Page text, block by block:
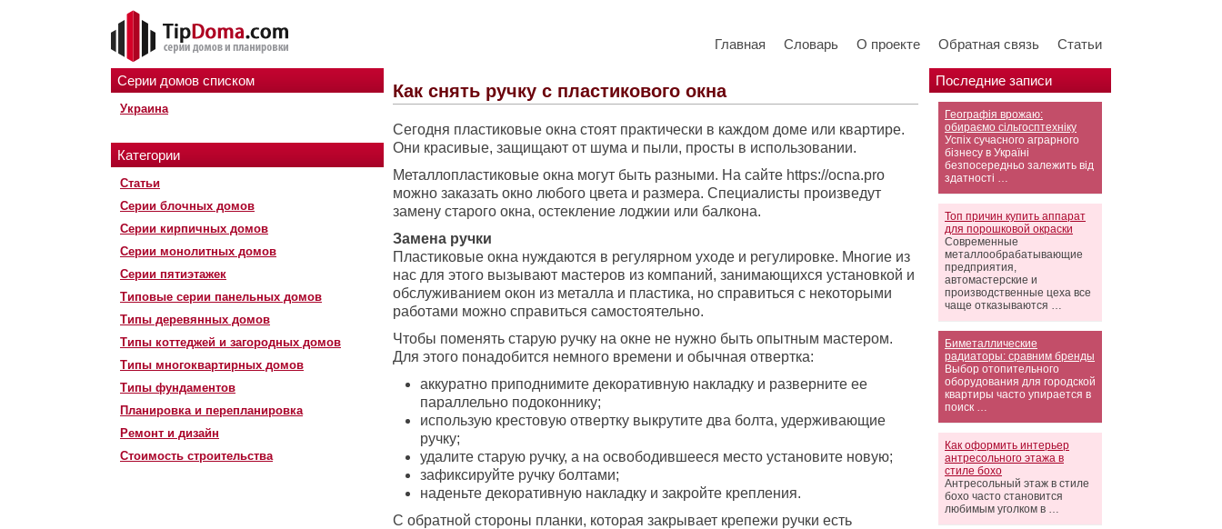
Главная Словарь О проекте Обратная связь Статьи
Серии домов списком
Украина
Категории
Статьи
Серии блочных домов
Серии кирпичных домов
Серии монолитных домов
Серии пятиэтажек
Типовые серии панельных домов
Типы деревянных домов
Типы коттеджей и загородных домов
Типы многоквартирных домов
Типы фундаментов
Планировка и перепланировка
Ремонт и дизайн
Стоимость строительства
Последние записи
Географія врожаю:
обираємо сільгосптехніку
Успіх сучасного аграрного
бізнесу в Україні
безпосередньо залежить від
здатності …
Топ причин купить аппарат
для порошковой окраски
Современные
металлообрабатывающие
предприятия,
автомастерские и
производственные цеха все
чаще отказываются …
Биметаллические
радиаторы: сравним бренды
Выбор отопительного
оборудования для городской
квартиры часто упирается в
поиск …
Как оформить интерьер
антресольного этажа в
стиле бохо
Антресольный этаж в стиле
бохо часто становится
любимым уголком в …
Как снять ручку с пластикового окна
Сегодня пластиковые окна стоят практически в каждом доме или квартире.
Они красивые, защищают от шума и пыли, просты в использовании.
Металлопластиковые окна могут быть разными. На сайте https://ocna.pro
можно заказать окно любого цвета и размера. Специалисты произведут
замену старого окна, остекление лоджии или балкона.
Замена ручки
Пластиковые окна нуждаются в регулярном уходе и регулировке. Многие из
нас для этого вызывают мастеров из компаний, занимающихся установкой и
обслуживанием окон из металла и пластика, но справиться с некоторыми
работами можно справиться самостоятельно.
Чтобы поменять старую ручку на окне не нужно быть опытным мастером.
Для этого понадобится немного времени и обычная отвертка:
аккуратно приподнимите декоративную накладку и разверните ее
параллельно подоконнику;
использую крестовую отвертку выкрутите два болта, удерживающие
ручку;
удалите старую ручку, а на освободившееся место установите новую;
зафиксируйте ручку болтами;
наденьте декоративную накладку и закройте крепления.
С обратной стороны планки, которая закрывает крепежи ручки есть